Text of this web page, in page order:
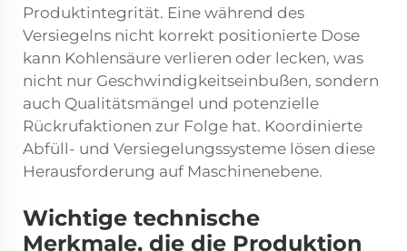
Produktintegrität. Eine während des
Versiegelns nicht korrekt positionierte Dose
kann Kohlensäure verlieren oder lecken, was
nicht nur Geschwindigkeitseinbußen, sondern
auch Qualitätsmängel und potenzielle
Rückrufaktionen zur Folge hat. Koordinierte
Abfüll- und Versiegelungssysteme lösen diese
Herausforderung auf Maschinenebene.
Wichtige technische
Merkmale, die die Produktion